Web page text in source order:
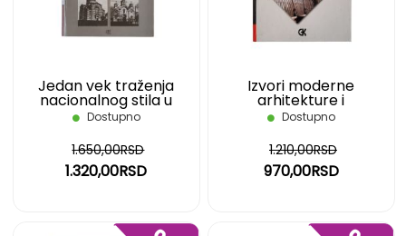
Jedan vek traženja
nacionalnog stila u
srpskoj arhitekturi
Dostupno
1.320,00RSD
1.650,00RSD
Izvori moderne
arhitekture i
Dostupno
970,00RSD
1.210,00RSD